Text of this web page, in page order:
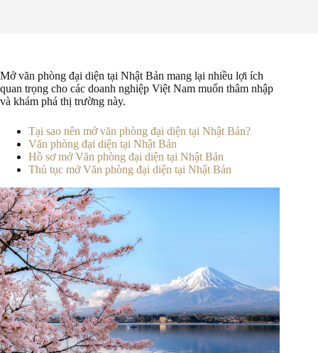
Mở văn phòng đại diện tại Nhật Bản mang lại nhiều lợi ích
quan trọng cho các doanh nghiệp Việt Nam muốn thâm nhập
và khám phá thị trường này.
Tại sao nên mở văn phòng đại diện tại Nhật Bản?
Văn phòng đại diện tại Nhật Bản
Hồ sơ mở Văn phòng đại diện tại Nhật Bản
Thủ tục mở Văn phòng đại diện tại Nhật Bản